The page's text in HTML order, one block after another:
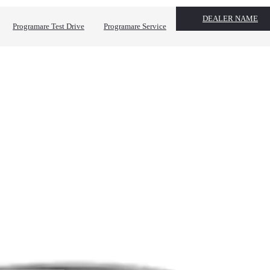
Programare Test Drive Programare Service
DEALER NAME